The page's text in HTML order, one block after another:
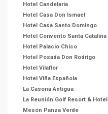
Hotel Candelaria
Hotel Casa Don Ismael
Hotel Casa Santo Domingo
Hotel Convento Santa Catalina
Hotel Palacio Chico
Hotel Posada Don Rodrigo
Hotel Vilaflor
Hotel Viña Española
La Casona Antigua
La Reunión Golf Resort & Hotel
Mesón Panza Verde